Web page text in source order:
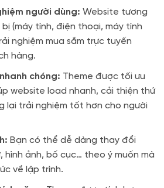
người dùng: Website tương
(máy tính, điện thoại, máy tính
nghiệm mua sắm trực tuyến
hàng.
chóng: Theme được tối ưu
website load nhanh, cải thiện thứ
lại trải nghiệm tốt hơn cho người
Bạn có thể dễ dàng thay đổi
hình ảnh, bố cục… theo ý muốn mà
về lập trình.